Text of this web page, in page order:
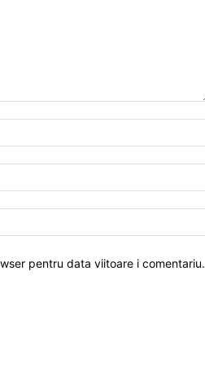
pentru data viitoare i comentariu.